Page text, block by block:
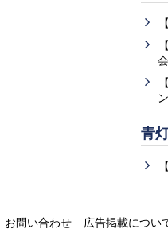
青
お問い合わせ
広告掲載につい